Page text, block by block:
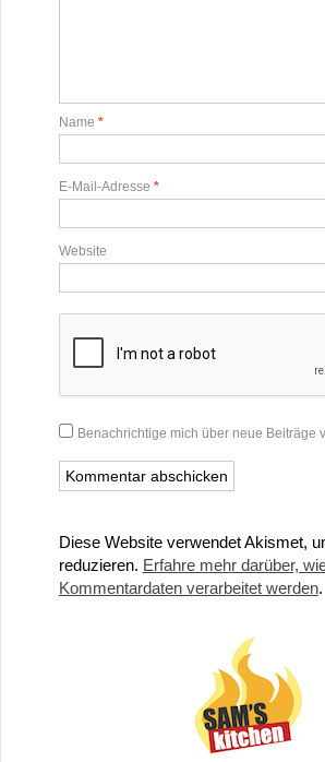
Name *
E-Mail-Adresse *
Website
Benachrichtige mich über neue Beiträge
Diese Website verwendet Akismet,
reduzieren. Erfahre mehr darüber,
Kommentardaten verarbeitet werden.